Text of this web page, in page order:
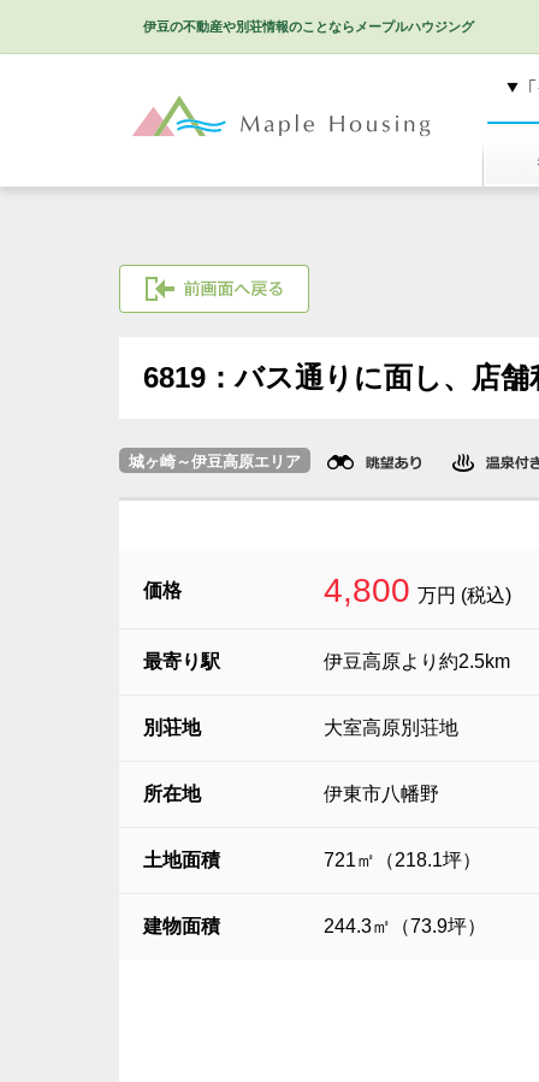
伊豆の不動産や別荘情報のことなら メープルハウジング
6819：バス通りに面し、店
城ヶ崎～伊豆高原エリア
価格 4,800 万円 (税込)
最寄り駅 伊豆高原より約2.5km
別荘地 大室高原別荘地
所在地 伊東市八幡野
土地面積 721㎡（218.1坪）
建物面積 244.3㎡（73.9坪）